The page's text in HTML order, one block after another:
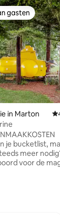
gasten
gasten
in Marton
je bucketlist,
meer
voor de